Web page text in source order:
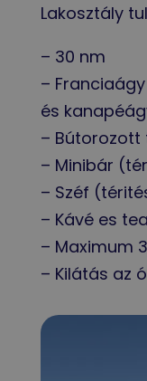
Lakosztály
– 30 nm
–
és
– Bútorozott
– Minibár
– Széf
– Kávé es
– Maximum
– Kilátás az